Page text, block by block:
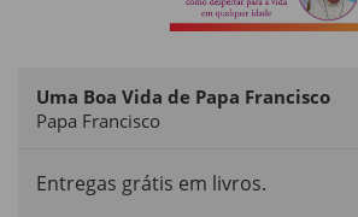
Uma Boa Vida de Papa Francisco
Papa Francisco
Entregas grátis em livros.